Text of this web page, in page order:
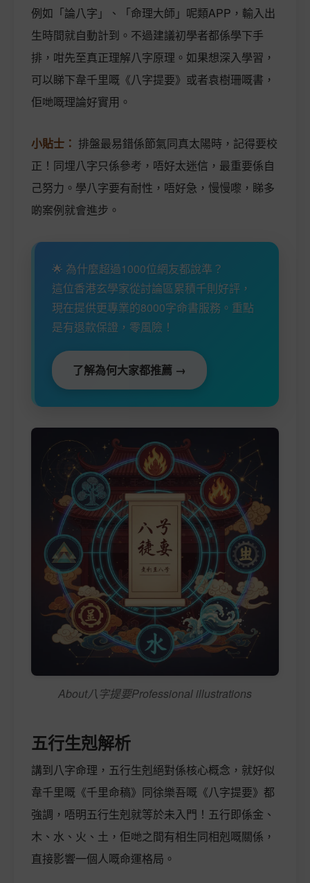
例如「論八字」、「命理大師」呢類APP，輸入出
生時間就自動計到。不過建議初學者都係學下手
排，咁先至真正理解八字原理。如果想深入學習，
可以睇下韋千里嘅《八字提要》或者袁樹珊嘅書，
佢哋嘅理論好實用。
小貼士： 排盤最易錯係節氣同真太陽時，記得要校
正！同埋八字只係參考，唔好太迷信，最重要係自
己努力。學八字要有耐性，唔好急，慢慢嚟，睇多
啲案例就會進步。
🌟 為什麼超過1000位網友都說準？
這位香港玄學家從討論區累積千則好評，
現在提供更專業的8000字命書服務。重點
是有退款保證，零風險！
了解為何大家都推薦 →
About八字提要Professional illustrations
五行生剋解析
講到八字命理，五行生剋絕對係核心概念，就好似
韋千里嘅《千里命稿》同徐樂吾嘅《八字提要》都
強調，唔明五行生剋就等於未入門！五行即係金、
木、水、火、土，佢哋之間有相生同相剋嘅關係，
直接影響一個人嘅命運格局。